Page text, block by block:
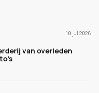
10 jul 2026
van overleden